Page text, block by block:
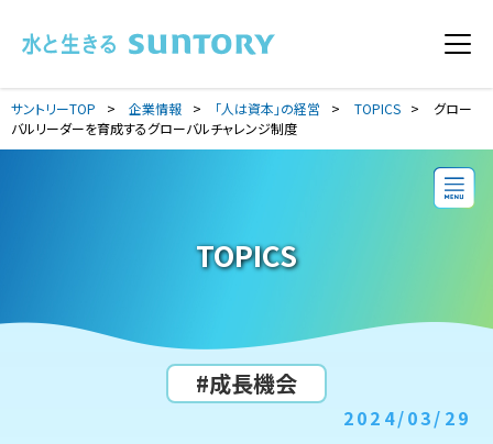
メ
サントリーTOP 企業情報 「人は資本」の経営 TOPICS
グロー
バルリーダーを育成するグローバルチャレンジ制度
TOPICS
2024/03/29
#成長機会